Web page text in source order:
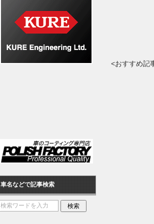
<おすすめ記
車名などで記事検索